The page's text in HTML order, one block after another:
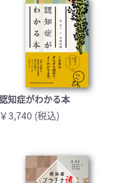
知症がわかる本
￥3,740 (税込)